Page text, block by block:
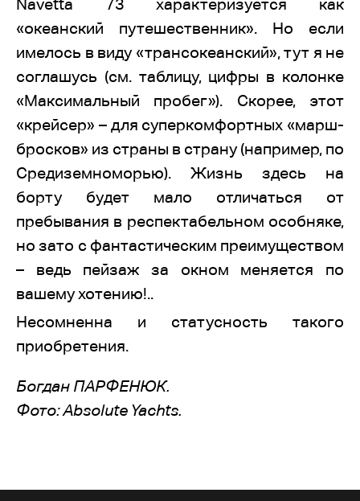
Navetta 73 характеризуется как
«океанский путешественник». Но если
имелось в виду «трансокеанский», тут я не
соглашусь (см. таблицу, цифры в колонке
«Максимальный пробег»). Скорее, этот
«крейсер» – для суперкомфортных «марш-
бросков» из страны в страну (например, по
Средиземноморью). Жизнь здесь на
борту будет мало отличаться от
пребывания в респектабельном особняке,
но зато с фантастическим преимуществом
– ведь пейзаж за окном меняется по
вашему хотению!..
Несомненна и статусность такого
приобретения.
Богдан ПАРФЕНЮК.
Фото: Absolute Yachts.